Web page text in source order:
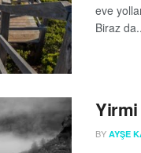
eve
Biraz
Yirmi
BY AYŞE